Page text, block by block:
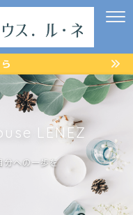
LENEZ
分への一歩を